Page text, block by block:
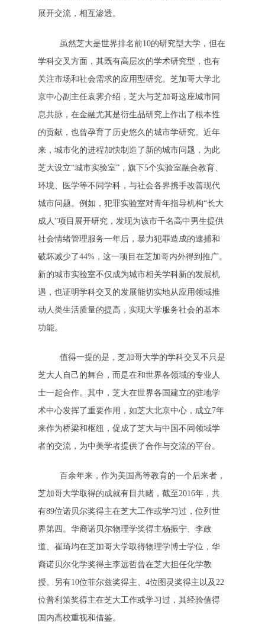
展开交流，相互渗透。
虽然芝大是世界排名前10的研究型大学，但在
学科交叉方面，其既有高层次的学术研究型，也有
关注市场和社会需求的应用型研究。芝加哥大学北
京中心副主任袁霁介绍，芝大与芝加哥这座城市同
息共脉，在金融尤其是衍生品研究上作出了根本性
的贡献，也曾孕育了历史悠久的城市学研究。近年
来，城市化的进程加快制造了新的城市问题，为此
芝大设立“城市实验室”，旗下5个实验室融合教育、
环境、医学等不同学科，与社会各界携手改善现代
城市问题。例如，犯罪实验室对青年指导机构“长大
成人”项目展开研究，发现为该市千名高中男生提供
社会情绪管理服务一年后，暴力犯罪造成的逮捕和
破坏减少了44%，这一项目在芝加哥内外得到推广。
新的城市实验室不仅成为城市相关学科新的发展机
遇，也证明学科交叉的发展能切实地从应用领域推
动人类生活质量的提高，实现大学服务社会的基本
功能。
值得一提的是，芝加哥大学的学科交叉不只是
芝大人自己的舞台，而是在和世界各领域的专业人
士一起合作。其中，芝大在世界各国建立的驻地学
术中心发挥了重要作用，如芝大北京中心，成立7年
来作为桥梁和枢纽，促成了芝大与中国不同领域学
者的交流，为中美学者提供了合作与交流的平台。
百余年来，作为美国高等教育的一个后来者，
芝加哥大学取得的成就有目共睹，截至2016年，共
有89位诺贝尔奖得主在芝大工作或学习过，位列世
界第四。华裔诺贝尔物理学奖得主杨振宁、李政
道、崔琦均在芝加哥大学取得物理学博士学位，华
裔诺贝尔化学奖得主李远哲曾在芝大担任化学教
授。另有10位菲尔兹奖得主、4位图灵奖得主以及22
位普利策奖得主在芝大工作或学习过，其经验值得
国内高校重视和借鉴。